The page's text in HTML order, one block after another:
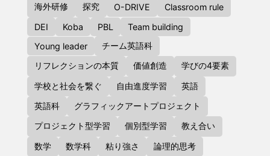
海外研修
探究 O-DRIVE
Classroom rule
DEI
Koba PBL
Team building
Young leader
チーム英語科
リフレクションの本質
価値創造
学びの4要素
学校と社会を繋ぐ
自由進度学習
英語
英語科
グラフィックアートプロジェクト
プロジェクト型学習
個別型学習
教え合い
数学
数学科 粘り強さ
論理的思考